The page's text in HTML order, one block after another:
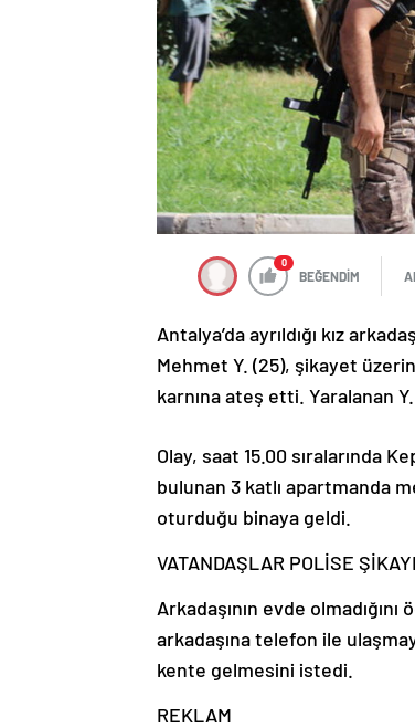
0
BEĞENDİM
Antalya’da ayrıldığı kız
Mehmet Y. (25), şikayet
karnına ateş etti. Yaralanan
Olay, saat 15.00 sıralarında
bulunan 3 katlı apartmanda
oturduğu binaya geldi.
VATANDAŞLAR POLİSE
Arkadaşının evde
arkadaşına telefon ile
kente gelmesini istedi.
REKLAM